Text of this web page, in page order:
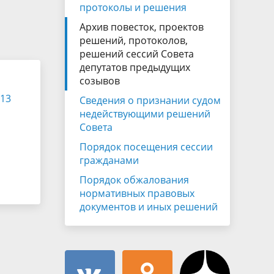
Муниципальная служба
Объявления
имущественного характера
Информационные материалы
протоколы и решения
Архив повесток, проектов
решений, протоколов,
решений сессий Совета
депутатов предыдущих
созывов
Сведения о признании судом
недействующими решений
Совета
Порядок посещения сессии
гражданами
Порядок обжалования
нормативных правовых
документов и иных решений